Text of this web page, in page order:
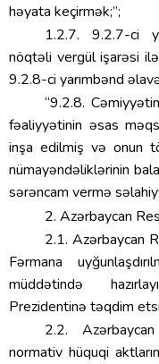
həyata keçirmək;”;
1.2.7. 9.2.7-ci
nöqtəli vergül işarəsi
9.2.8-ci yarımbənd
“9.2.8.
fəaliyyətinin əsas
inşa edilmiş və onun
nümayəndəliklərinin
sərəncam vermə
2. Azərbaycan
2.1. Azərbaycan
Fərmana
müddətində
Prezidentinə təqdim
2.2.
normativ hüquqi